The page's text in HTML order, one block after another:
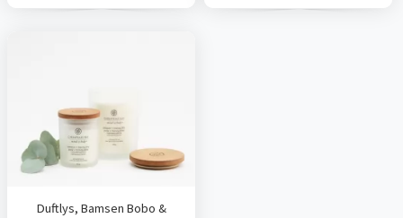
Duftlys, Bamsen Bobo &